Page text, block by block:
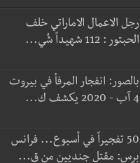
رجل الاعمال الاماراتي خلف
الحبتور : 112 شهيداً شُي...
بالصور: انفجار المرفأ في بيروت
4 آب - 2020 يكشف ك...
50 تفجيراً في أسبوع... فرانس
برس: مقتل جنديين من ق...